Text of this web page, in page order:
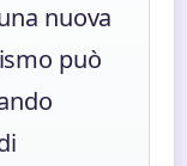
nuova
può